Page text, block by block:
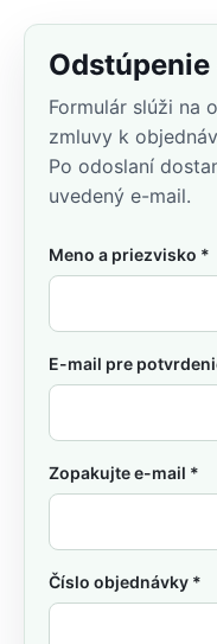
Formulár slúži na
zmluvy k
Po odoslaní
uvedený e-mail.
Meno a priezvisko *
E-mail pre
Zopakujte e-mail *
Číslo objednávky *